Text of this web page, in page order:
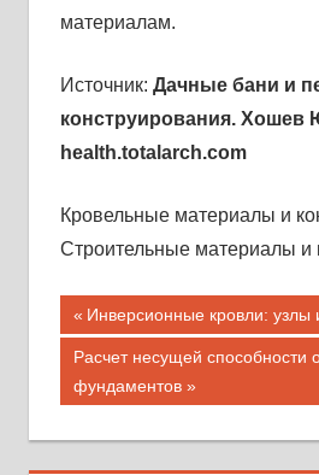
материалам.
Источник: Дачные бани и
конструирования. Хошев
health.totalarch.com
Кровельные материалы и
Строительные материалы и
Навигация
по
записям
Предыдущая
запись;
Инверсионные кровли: узлы
Следующая
запись:
Расчет несущей способности
фундаментов